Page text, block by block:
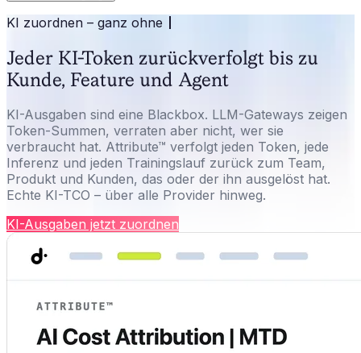
KI zuordnen – ganz ohne
Jeder KI-Token zurückverfolgt bis zu
Kunde, Feature und Agent
KI-Ausgaben sind eine Blackbox. LLM-Gateways zeigen
Token-Summen, verraten aber nicht, wer sie
verbraucht hat. Attribute™ verfolgt jeden Token, jede
Inferenz und jeden Trainingslauf zurück zum Team,
Produkt und Kunden, das oder der ihn ausgelöst hat.
Echte KI-TCO – über alle Provider hinweg.
KI-Ausgaben jetzt zuordnen